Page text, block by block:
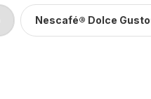
Nescafé® Dolce